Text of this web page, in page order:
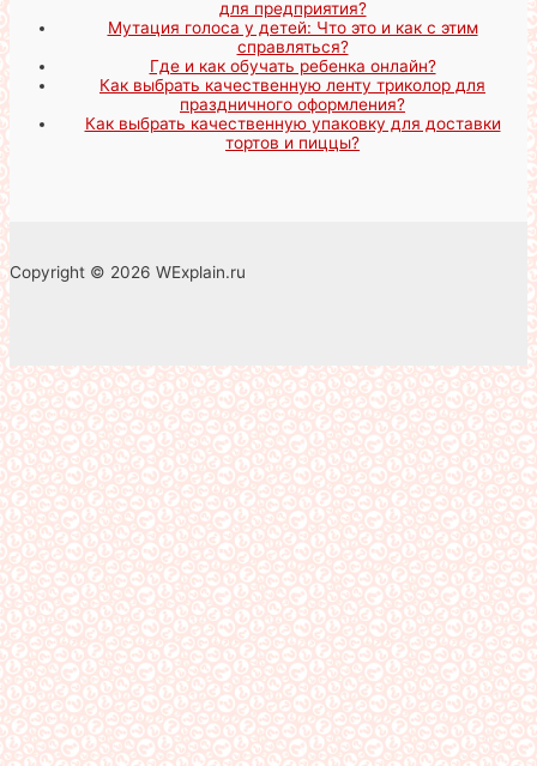
для предприятия?
Мутация голоса у детей: Что это и как с этим
справляться?
Где и как обучать ребенка онлайн?
Как выбрать качественную ленту триколор для
праздничного оформления?
Как выбрать качественную упаковку для доставки
тортов и пиццы?
Copyright © 2026 WExplain.ru